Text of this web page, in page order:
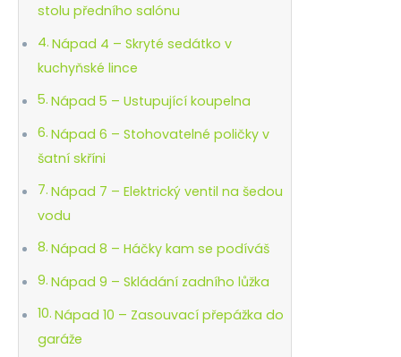
stolu předního salónu
Nápad 4 – Skryté sedátko v
kuchyňské lince
Nápad 5 – Ustupující koupelna
Nápad 6 – Stohovatelné poličky v
šatní skříni
Nápad 7 – Elektrický ventil na šedou
vodu
Nápad 8 – Háčky kam se podíváš
Nápad 9 – Skládání zadního lůžka
Nápad 10 – Zasouvací přepážka do
garáže